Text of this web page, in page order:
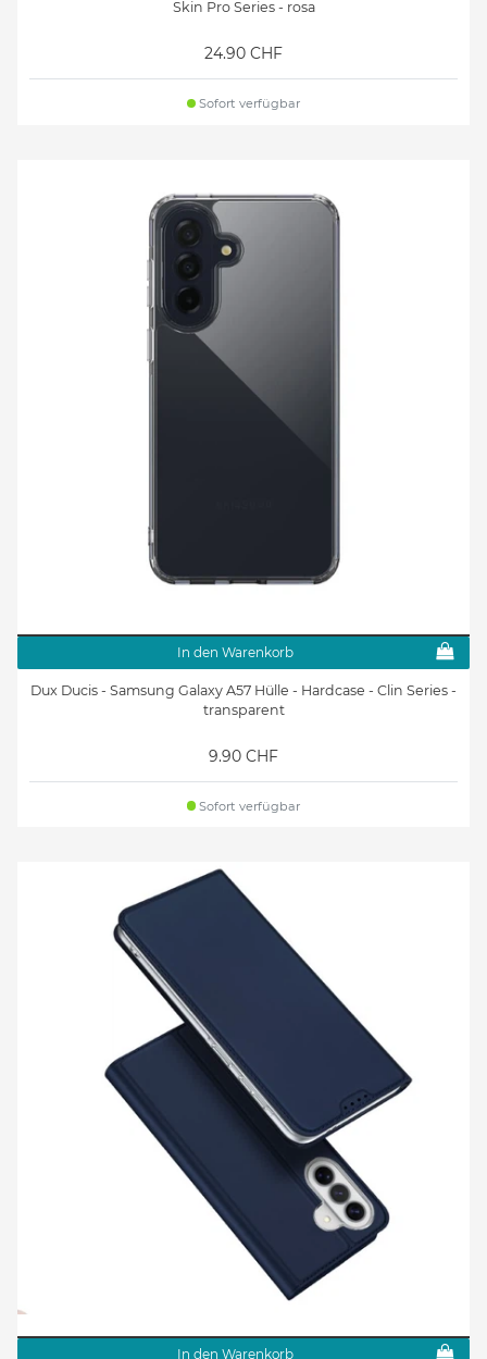
Skin Pro Series - rosa
24.90 CHF
Sofort verfügbar
In den Warenkorb
Dux Ducis - Samsung Galaxy A57 Hülle - Hardcase - Clin Series -
transparent
9.90 CHF
Sofort verfügbar
In den Warenkorb